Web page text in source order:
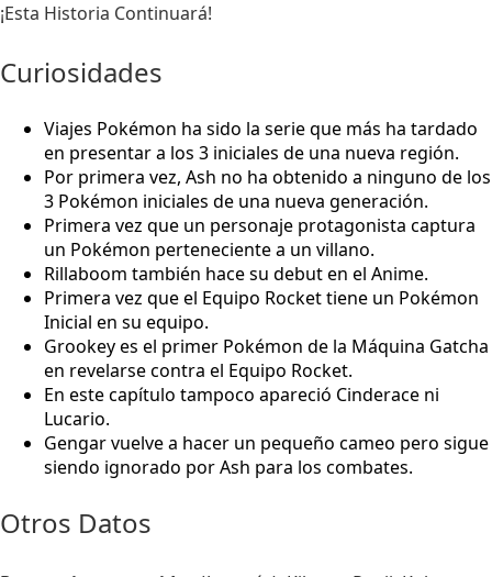
¡Esta Historia Continuará!
Curiosidades
Viajes Pokémon ha sido la serie que más ha tardado
en presentar a los 3 iniciales de una nueva región.
Por primera vez, Ash no ha obtenido a ninguno de los
3 Pokémon iniciales de una nueva generación.
Primera vez que un personaje protagonista captura
un Pokémon perteneciente a un villano.
Rillaboom también hace su debut en el Anime.
Primera vez que el Equipo Rocket tiene un Pokémon
Inicial en su equipo.
Grookey es el primer Pokémon de la Máquina Gatcha
en revelarse contra el Equipo Rocket.
En este capítulo tampoco apareció Cinderace ni
Lucario.
Gengar vuelve a hacer un pequeño cameo pero sigue
siendo ignorado por Ash para los combates.
Otros Datos